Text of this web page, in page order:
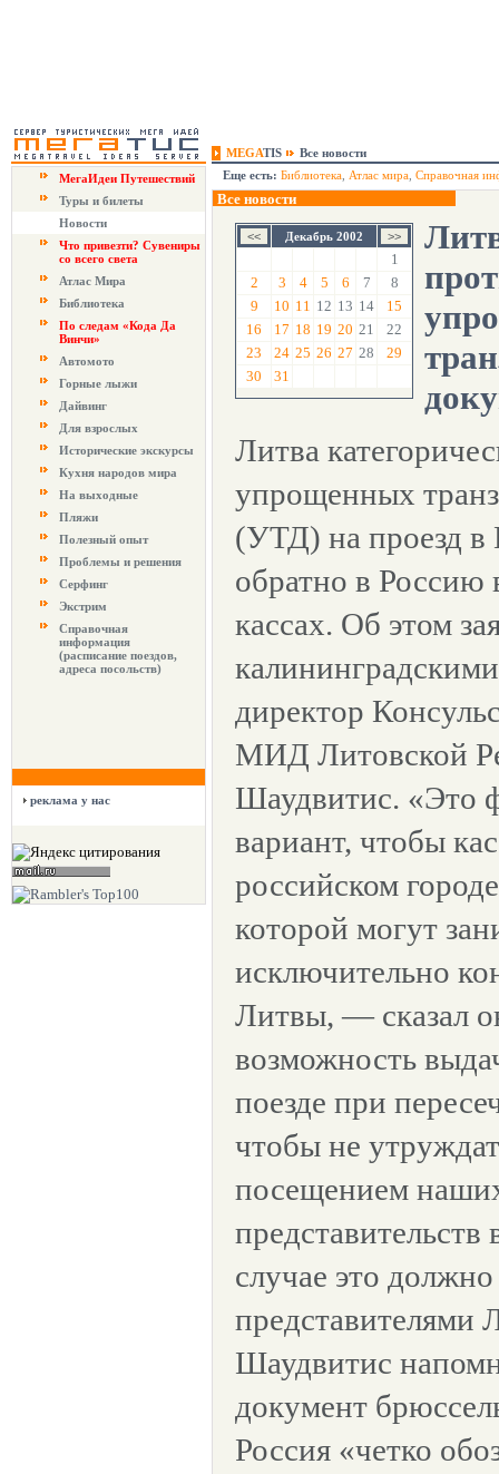
MEGATIS
Все новости
МегаИдеи Путешествий
Туры и билеты
Новости
Что привезти? Сувениры
со всего света
Атлас Мира
Библиотека
По следам «Кода Да
Винчи»
Автомото
Горные лыжи
Дайвинг
Для взрослых
Исторические экскурсы
Кухня народов мира
На выходные
Пляжи
Полезный опыт
Проблемы и решения
Серфинг
Экстрим
Справочная
информация
(расписание поездов,
адреса посольств)
реклама у нас
Еще есть: Библиотека Атлас мира Справочная
Все новости
Декабрь 2002
1
2
3 4 5 6 7
8
9
10 11 12 13 14
15
16
17 18 19 20 21
22
23
24 25 26 27 28
29
30
31
Литва
упрощенных
(УТД) на проезд в
обратно в
кассах. Об этом
директор
МИД Литовской
Шаудвитис. «Это
вариант, чтобы
российском
которой могут
исключительно
Литвы, — сказал
возможность
поезде при
чтобы не
посещением
случае это должно
представителями
Шаудвитис
документ
Россия «четко